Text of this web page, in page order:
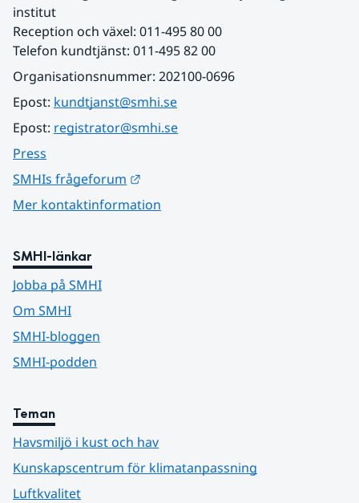
institut
Reception och växel: 011-495 80 00
Telefon kundtjänst: 011-495 82 00
Organisationsnummer: 202100-0696
Epost: kundtjanst@smhi.se
Epost: registrator@smhi.se
Press
SMHIs frågeforum
Mer kontaktinformation
SMHI-länkar
Jobba på SMHI
Om SMHI
SMHI-bloggen
SMHI-podden
Teman
Havsmiljö i kust och hav
Kunskapscentrum för klimatanpassning
Luftkvalitet